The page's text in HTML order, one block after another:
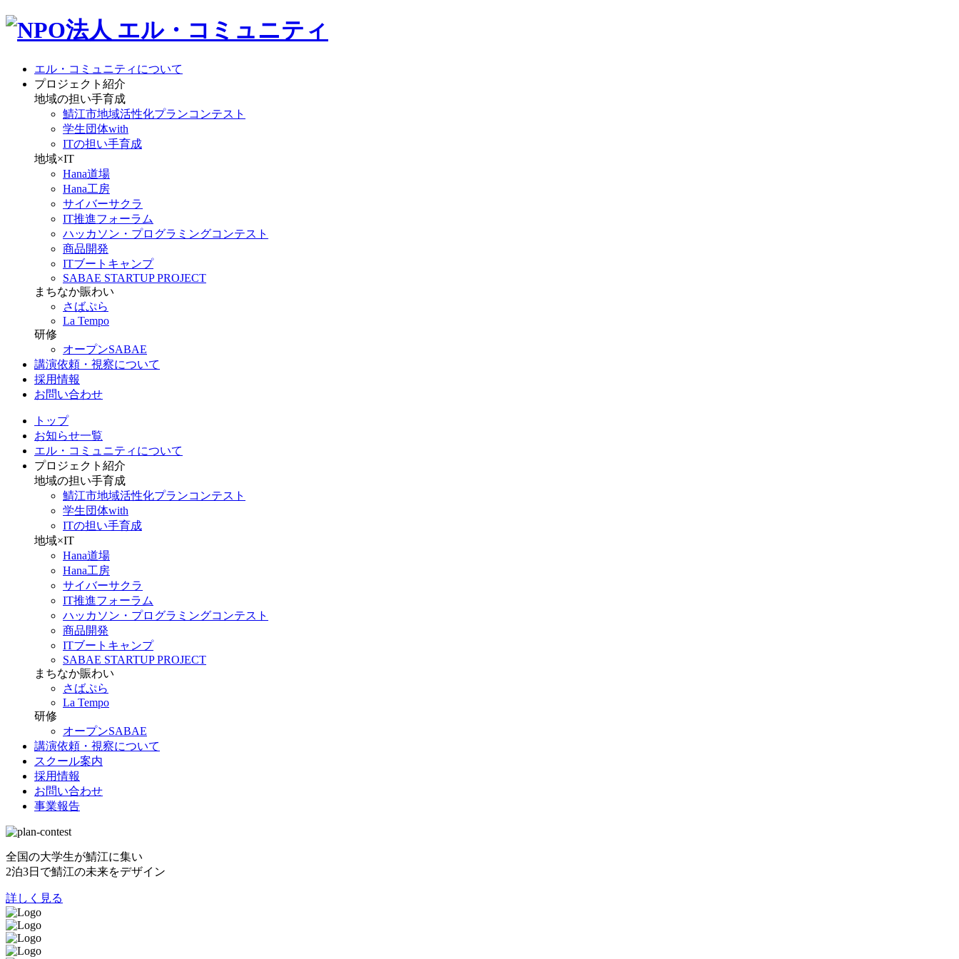
エル・コミュニティについて
プロジェクト紹介
地域の担い手育成
鯖江市地域活性化プランコンテスト
学生団体with
ITの担い手育成
地域×IT
Hana道場
Hana工房
サイバーサクラ
IT推進フォーラム
ハッカソン・プログラミングコンテスト
商品開発
ITブートキャンプ
SABAE STARTUP PROJECT
まちなか賑わい
さばぷら
La Tempo
研修
オープンSABAE
講演依頼・視察について
採用情報
お問い合わせ
トップ
お知らせ一覧
エル・コミュニティについて
プロジェクト紹介
地域の担い手育成
鯖江市地域活性化プランコンテスト
学生団体with
ITの担い手育成
地域×IT
Hana道場
Hana工房
サイバーサクラ
IT推進フォーラム
ハッカソン・プログラミングコンテスト
商品開発
ITブートキャンプ
SABAE STARTUP PROJECT
まちなか賑わい
さばぷら
La Tempo
研修
オープンSABAE
講演依頼・視察について
スクール案内
採用情報
お問い合わせ
事業報告
全国の大学生が鯖江に集い
2泊3日で鯖江の未来をデザイン
詳しく見る